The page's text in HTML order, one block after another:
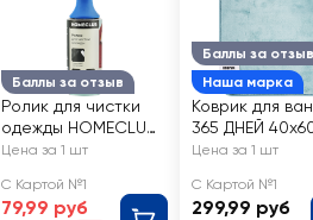
Баллы за отзыв
Ролик для чистки
одежды HOMECLUB
Люкс 45 слоев Арт.
Цена за 1 шт
С Картой №1
79,99 руб
Баллы за отзыв
Наша марка
Коврик для
365 ДНЕЙ
флис Арт.
Цена за 1 шт
С Картой №1
299,99 руб